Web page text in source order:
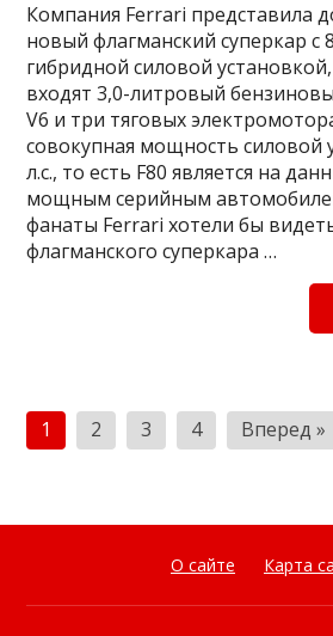
Компания Ferrari представила
новый флагманский суперкар с
гибридной силовой
входят 3,0-литровый
V6 и три тяговых
совокупная мощность силовой
л.с., то есть F80 является на
мощным серийным
фанаты Ferrari хотели бы
флагманского суперкара …
Пагинация
записей
1 2 3 4 Вперед »
О сайте Карта